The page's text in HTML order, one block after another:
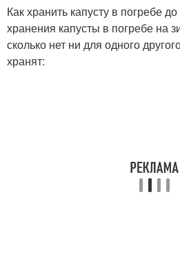
Капусты на зиму
Как хранить капусту в погребе
хранения капусты в погребе на
сколько нет ни для одного
хранят: